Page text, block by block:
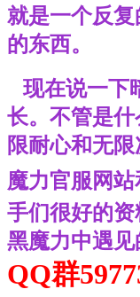
就是一个反
的东西。
现在说一下
长。不管是
限耐心和无
魔力官服网站
手们很好的
黑魔力中遇
QQ群